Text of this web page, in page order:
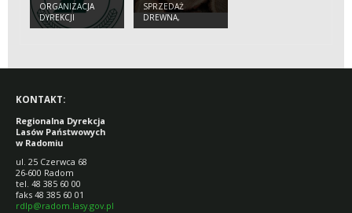
ORGANIZACJA
DYREKCJI
SPRZEDAŻ
DREWNA,
CHOINEK,
KONTAKT:
Regionalna Dyrekcja
Lasów Państwowych
w Radomiu
ul. 25 Czerwca 68
26-600 Radom
tel. 48 385 60 00
faks 48 385 60 01
rdlp@radom.lasy.gov.pl